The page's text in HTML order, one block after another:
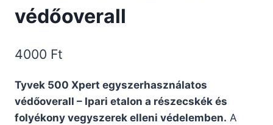
védőoverall
4000 Ft
Tyvek 500 Xpert egyszerhasználatos
védőoverall – Ipari etalon a részecskék és
folyékony vegyszerek elleni védelemben. A